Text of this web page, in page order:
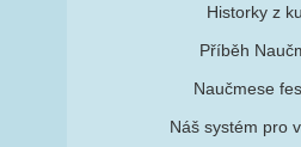
Historky z
Příběh
Naučmese
Náš systém pro